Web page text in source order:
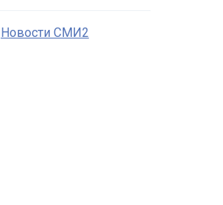
Новости СМИ2